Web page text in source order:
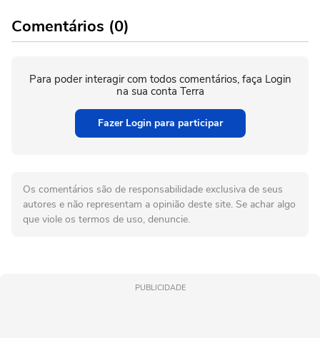
Comentários (0)
Para poder interagir com todos comentários, faça Login
na sua conta Terra
Fazer Login para participar
Os comentários são de responsabilidade exclusiva de seus
autores e não representam a opinião deste site. Se achar algo
que viole os termos de uso, denuncie.
PUBLICIDADE